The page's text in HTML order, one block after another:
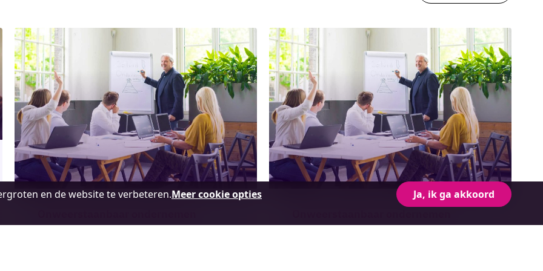
en de website te verbeteren.Meer cookie opties Ja, ik ga akkoord